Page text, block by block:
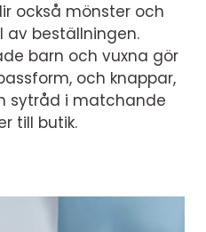
också mönster och
av beställningen.
barn och vuxna gör
och knappar,
sytråd i matchande
till butik.